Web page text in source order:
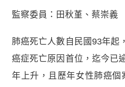
監察委員：田秋堇、蔡崇義
肺癌死亡人數自民國93年起
癌症死亡原因首位，迄今已
年上升，且歷年女性肺癌個